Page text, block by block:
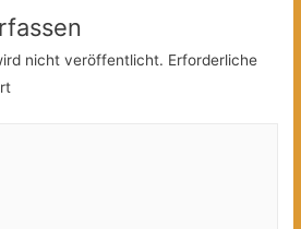
nicht veröffentlicht. Erforderliche